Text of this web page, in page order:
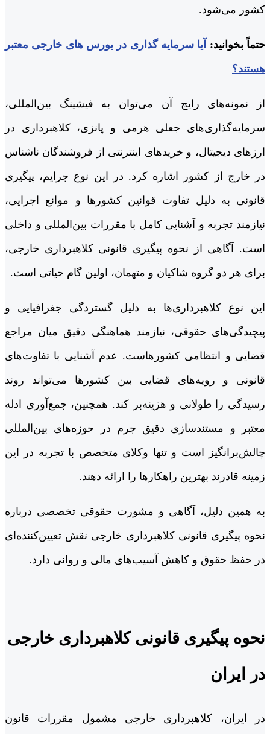
کشور می‌شود.
حتماً بخوانید: آیا سرمایه گذاری در بورس های خارجی معتبر
هستند؟
از نمونه‌های رایج آن می‌توان به فیشینگ بین‌المللی،
سرمایه‌گذاری‌های جعلی هرمی و پانزی، کلاهبرداری در
ارزهای دیجیتال، و خریدهای اینترنتی از فروشندگان ناشناس
در خارج از کشور اشاره کرد. در این نوع جرایم، پیگیری
قانونی به دلیل تفاوت قوانین کشورها و موانع اجرایی،
نیازمند تجربه و آشنایی کامل با مقررات بین‌المللی و داخلی
است. آگاهی از نحوه پیگیری قانونی کلاهبرداری خارجی،
برای هر دو گروه شاکیان و متهمان، اولین گام حیاتی است.
این نوع کلاهبرداری‌ها به دلیل گستردگی جغرافیایی و
پیچیدگی‌های حقوقی، نیازمند هماهنگی دقیق میان مراجع
قضایی و انتظامی کشورهاست. عدم آشنایی با تفاوت‌های
قانونی و رویه‌های قضایی بین کشورها می‌تواند روند
رسیدگی را طولانی و هزینه‌بر کند. همچنین، جمع‌آوری ادله
معتبر و مستندسازی دقیق جرم در حوزه‌های بین‌المللی
چالش‌برانگیز است و تنها وکلای متخصص با تجربه در این
زمینه قادرند بهترین راهکارها را ارائه دهند.
به همین دلیل، آگاهی و مشورت حقوقی تخصصی درباره
نحوه پیگیری قانونی کلاهبرداری خارجی نقش تعیین‌کننده‌ای
در حفظ حقوق و کاهش آسیب‌های مالی و روانی دارد.
نحوه پیگیری قانونی کلاهبرداری خارجی
در ایران
در ایران، کلاهبرداری خارجی مشمول مقررات قانون